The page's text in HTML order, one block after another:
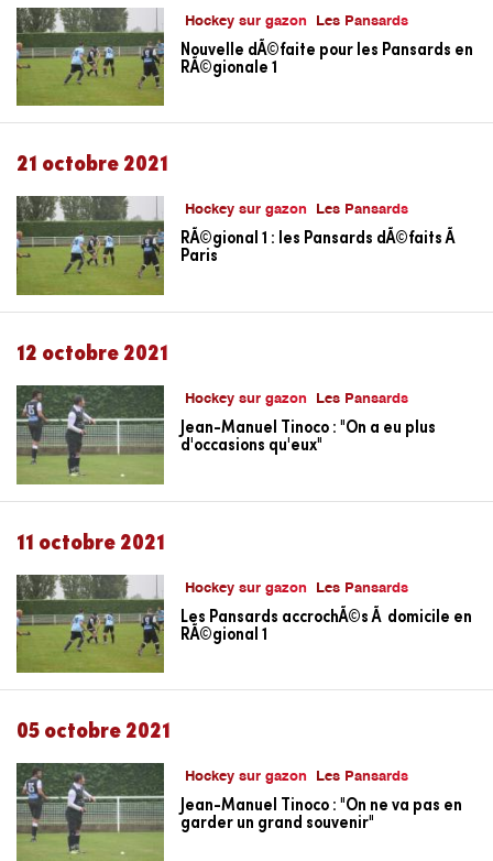
Hockey sur gazon Les Pansards
Nouvelle dÃ©faite pour les Pansards en
RÃ©gionale 1
21 octobre 2021
Hockey sur gazon Les Pansards
RÃ©gional 1 : les Pansards dÃ©faits Ã
Paris
12 octobre 2021
Hockey sur gazon Les Pansards
Jean-Manuel Tinoco : "On a eu plus
d'occasions qu'eux"
11 octobre 2021
Hockey sur gazon Les Pansards
Les Pansards accrochÃ©s Ã domicile en
RÃ©gional 1
05 octobre 2021
Hockey sur gazon Les Pansards
Jean-Manuel Tinoco : "On ne va pas en
garder un grand souvenir"